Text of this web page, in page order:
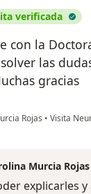
verificada
con la
las
gracias
Rojas • Visita
Murcia Rojas
explicarles y